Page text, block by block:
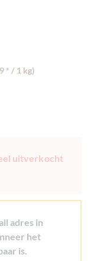
* / 1 kg)
uitverkocht
adres in
het
is.